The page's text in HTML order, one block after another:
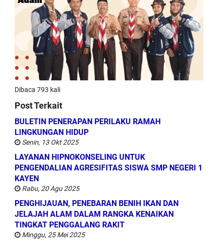
Dibaca 793 kali
Post Terkait
BULETIN PENERAPAN PERILAKU RAMAH
LINGKUNGAN HIDUP
Senin, 13 Okt 2025
LAYANAN HIPNOKONSELING UNTUK
PENGENDALIAN AGRESIFITAS SISWA SMP NEGERI 1
KAYEN
Rabu, 20 Agu 2025
PENGHIJAUAN, PENEBARAN BENIH IKAN DAN
JELAJAH ALAM DALAM RANGKA KENAIKAN
TINGKAT PENGGALANG RAKIT
Minggu, 25 Mei 2025